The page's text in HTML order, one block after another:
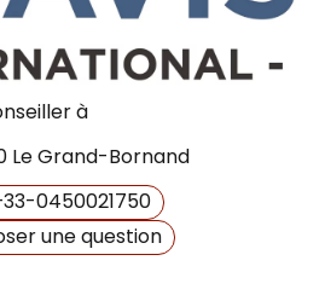
à
Le Grand-Bornand
0450021750
une question